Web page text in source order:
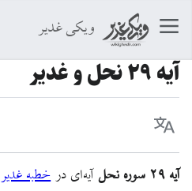
ویکی غدیر
آیه ۲۹ نحل و غدیر
زبان
آیه ۲۹ سوره نحل آیه‌ای درخطبه غدیر